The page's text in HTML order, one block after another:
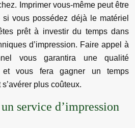
Imprimer vous-même peut être
vous possédez déjà le matériel
prêt à investir du temps dans
d’impression. Faire appel à
vous garantira une qualité
et vous fera gagner un temps
plus coûteux.
service d’impression